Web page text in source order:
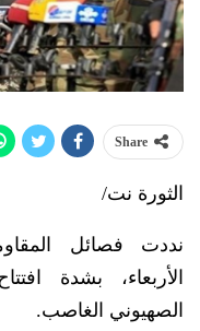
Share
الثورة نت/
نددت فصائل
الأربعاء، بشدة
الصهيوني الغاصب.